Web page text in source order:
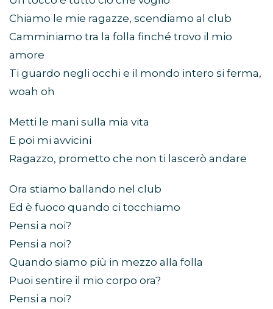
Chiamo le mie ragazze, scendiamo al club
Camminiamo tra la folla finché trovo il mio
amore
Ti guardo negli occhi e il mondo intero si ferma,
woah oh
Metti le mani sulla mia vita
E poi mi avvicini
Ragazzo, prometto che non ti lascerò andare
Ora stiamo ballando nel club
Ed è fuoco quando ci tocchiamo
Pensi a noi?
Pensi a noi?
Quando siamo più in mezzo alla folla
Puoi sentire il mio corpo ora?
Pensi a noi?